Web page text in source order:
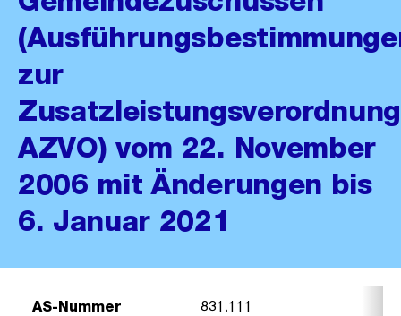
zur
AZVO) vom 22. November
2006 mit Änderungen bis
6. Januar 2021
AS-Nummer 831.111